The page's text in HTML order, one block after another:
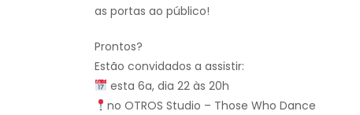
as portas ao público!
Prontos?
Estão convidados a assistir:
esta 6a, dia 22 às 20h
no OTROS Studio – Those Who Dance